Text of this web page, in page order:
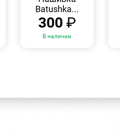
Batushka...
300 ₽
В наличии